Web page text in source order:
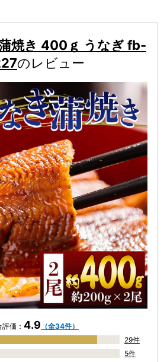
蒲焼き 400ｇ うなぎ fb-
のレビュー
価： 4.9 （全34件）
29件
5件